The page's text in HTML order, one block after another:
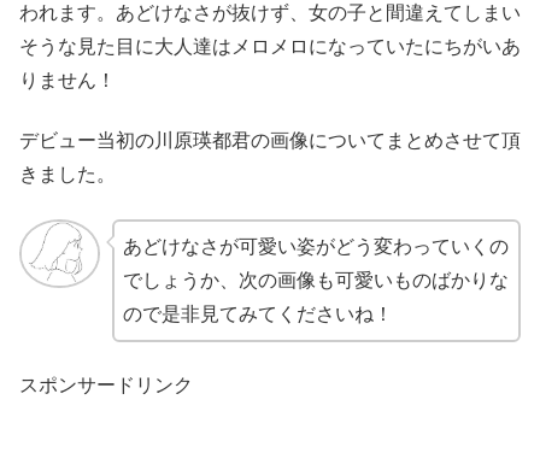
われます。あどけなさが抜けず、女の子と間違えてしまい
そうな見た目に大人達はメロメロになっていたにちがいあ
りません！
デビュー当初の川原瑛都君の画像についてまとめさせて頂
きました。
あどけなさが可愛い姿がどう変わっていくの
でしょうか、次の画像も可愛いものばかりな
ので是非見てみてくださいね！
スポンサードリンク